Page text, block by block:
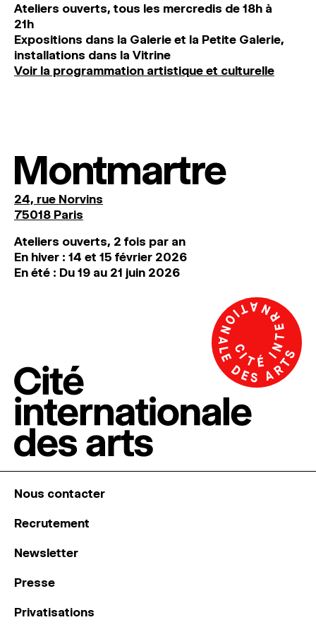
Ateliers ouverts, tous les mercredis de 18h à
21h
Expositions dans la Galerie et la Petite Galerie,
installations dans la Vitrine
Voir la programmation artistique et culturelle
Montmartre
24, rue Norvins
75018 Paris
Ateliers ouverts, 2 fois par an
En hiver : 14 et 15 février 2026
En été : Du 19 au 21 juin 2026
Nous contacter
Recrutement
Newsletter
Presse
Privatisations